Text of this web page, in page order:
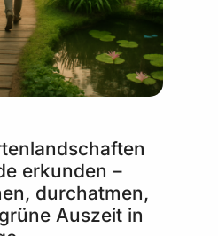
erkunden –
durchatmen,
Auszeit in